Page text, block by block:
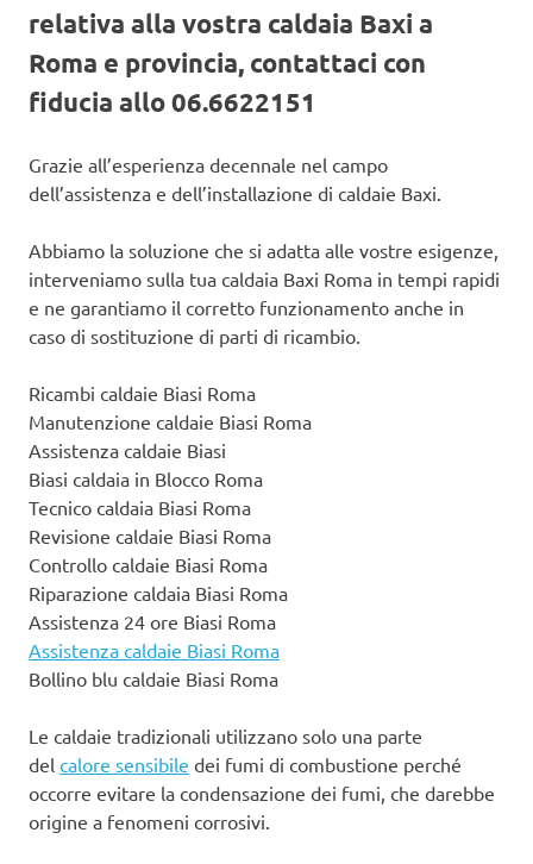
relativa alla vostra caldaia Baxi a
Roma e provincia, contattaci con
fiducia allo 06.6622151
Grazie all’esperienza decennale nel campo
dell’assistenza e dell’installazione di caldaie Baxi.
Abbiamo la soluzione che si adatta alle vostre esigenze,
interveniamo sulla tua caldaia Baxi Roma in tempi rapidi
e ne garantiamo il corretto funzionamento anche in
caso di sostituzione di parti di ricambio.
Ricambi caldaie Biasi Roma
Manutenzione caldaie Biasi Roma
Assistenza caldaie Biasi
Biasi caldaia in Blocco Roma
Tecnico caldaia Biasi Roma
Revisione caldaie Biasi Roma
Controllo caldaie Biasi Roma
Riparazione caldaia Biasi Roma
Assistenza 24 ore Biasi Roma
Assistenza caldaie Biasi Roma
Bollino blu caldaie Biasi Roma
Le caldaie tradizionali utilizzano solo una parte
del calore sensibile dei fumi di combustione perché
occorre evitare la condensazione dei fumi, che darebbe
origine a fenomeni corrosivi.